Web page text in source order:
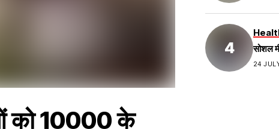
को 10000 के
सोशल
24